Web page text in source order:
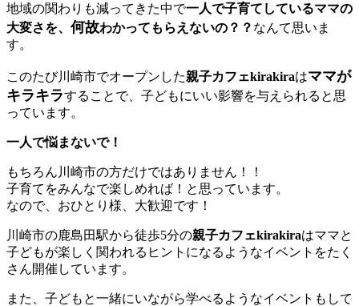
地域の関わりも減ってきた中で一人で子育てしているママの
大変さを、 何故わかってもらえないの？？ なんて思いま
す。
このたび川崎市でオープンした親子カフェkirakiraはママが
キラキラすることで、子どもにいい影響を与えられると思
っています。
一人で悩まないで！
もちろん川崎市の方だけではありません！！
子育てをみんなで楽しめれば！と思っています。
なので、おひとり様、大歓迎です！
川崎市の鹿島田駅から徒歩5分の親子カフェkirakiraはママと
子どもが楽しく関われるヒントになるようなイベントをたく
さん開催しています。
また、子どもと一緒にいながら学べるようなイベントもして